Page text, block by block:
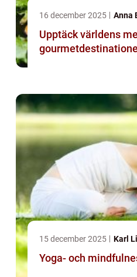
16 december 2025 Anna
Upptäck världens
15 december 2025 Karl
Yoga- och